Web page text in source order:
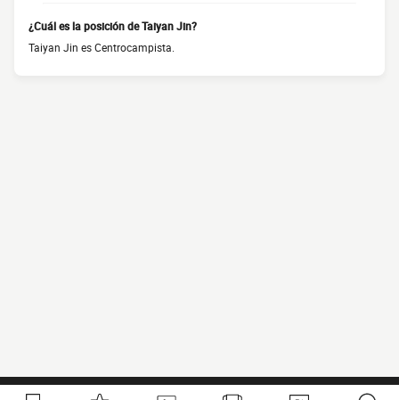
¿Cuál es la posición de Taiyan Jin?
Taiyan Jin es Centrocampista.